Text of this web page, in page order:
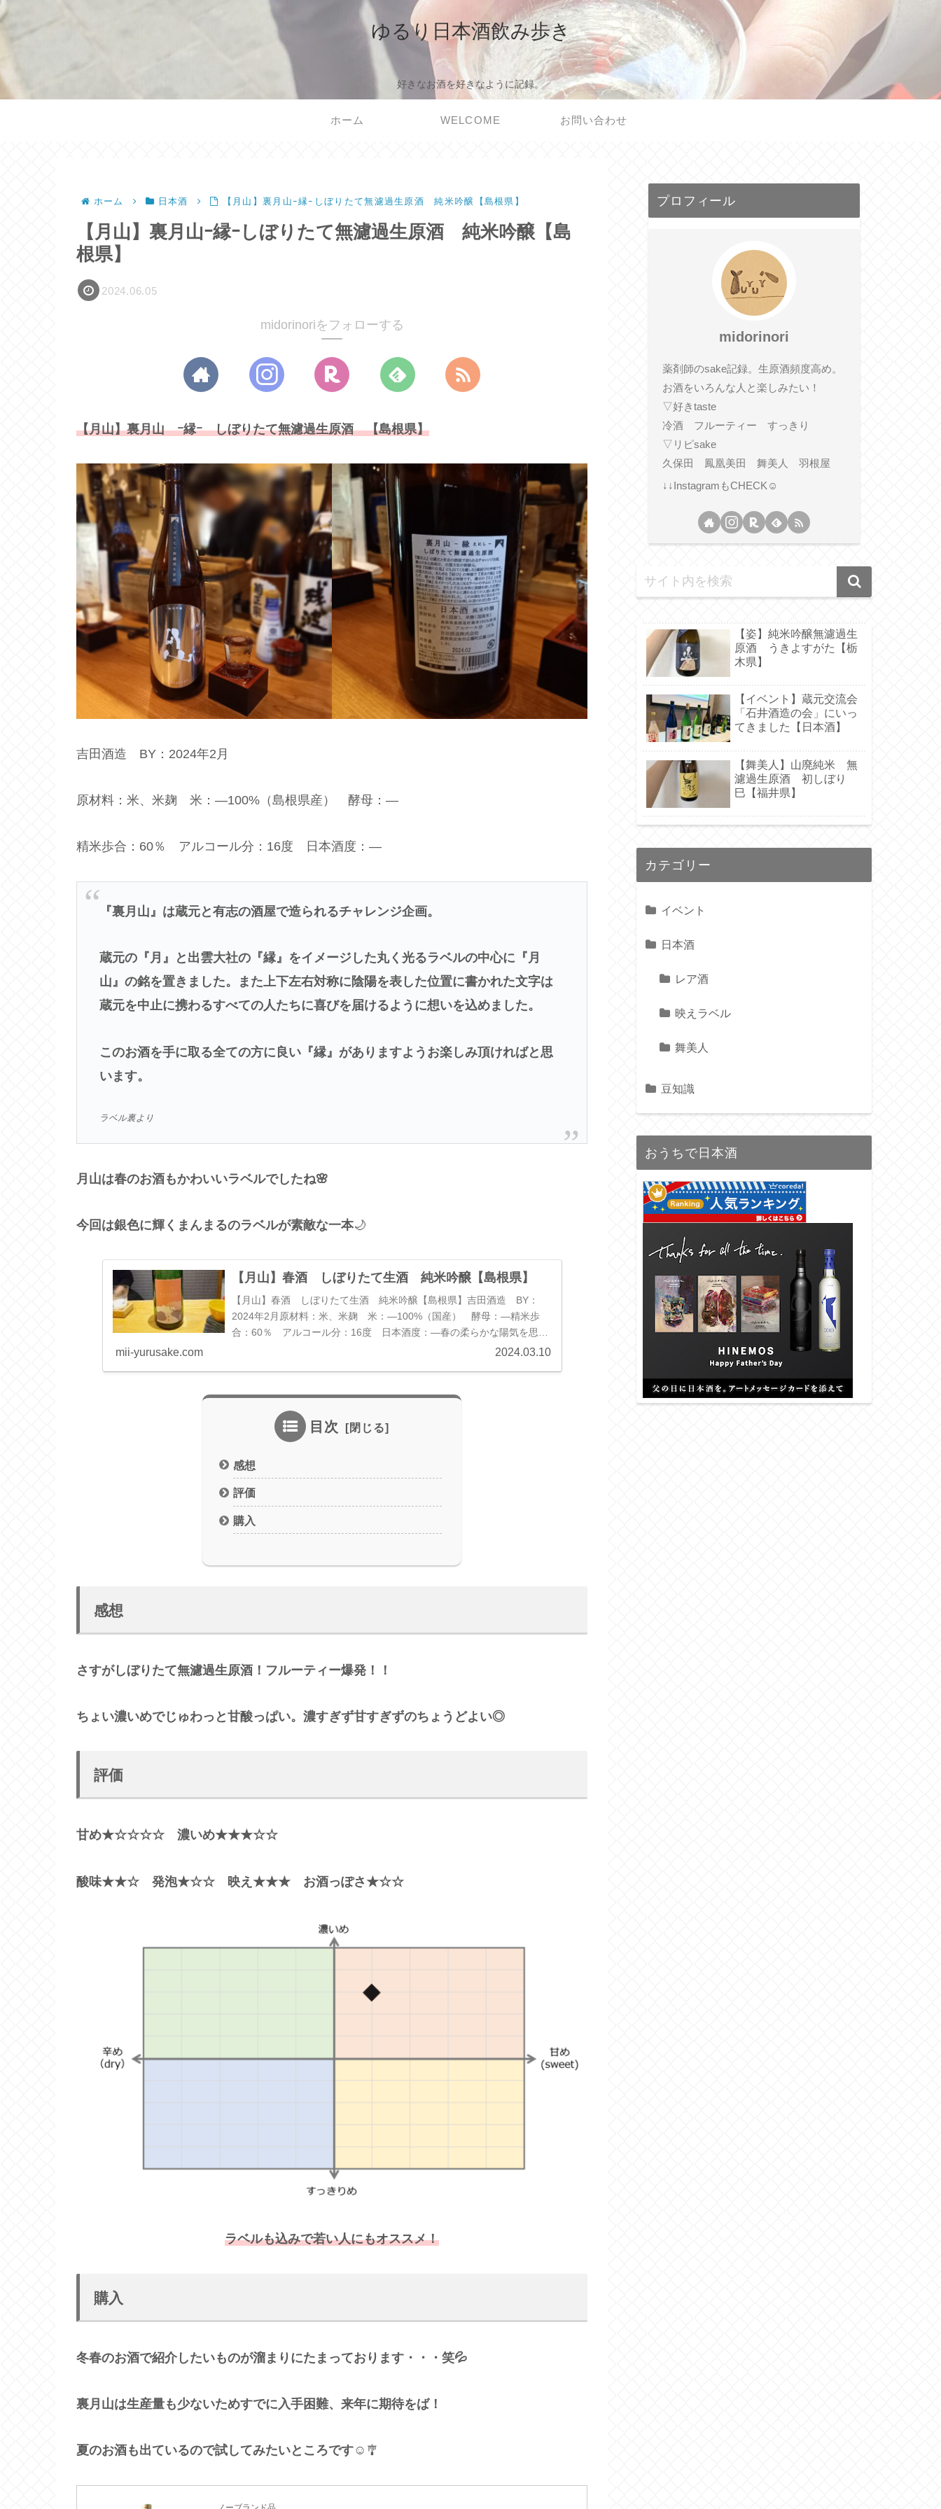
ゆるり日本酒飲み歩き
好きなお酒を好きなように記録。
ホーム WELCOME お問い合わせ
ホーム 日本酒 【月山】裏月山ｰ縁ｰしぼりたて無濾過生原酒 純米吟醸【島根県】
【月山】裏月山ｰ縁ｰしぼりたて無濾過生原酒 純米吟醸【島
根県】
2024.06.05
midorinoriをフォローする
【月山】裏月山 ｰ縁ｰ しぼりたて無濾過生原酒 【島根県】
吉田酒造 BY：2024年2月
原材料：米、米麹 米：―100%（島根県産） 酵母：―
精米歩合：60％ アルコール分：16度 日本酒度：―
『裏月山』は蔵元と有志の酒屋で造られるチャレンジ企画。
蔵元の『月』と出雲大社の『縁』をイメージした丸く光るラベルの中心に『月
山』の銘を置きました。また上下左右対称に陰陽を表した位置に書かれた文字は
蔵元を中止に携わるすべての人たちに喜びを届けるように想いを込めました。
このお酒を手に取る全ての方に良い『縁』がありますようお楽しみ頂ければと思
います。
ラベル裏より
月山は春のお酒もかわいいラベルでしたね🌸
今回は銀色に輝くまんまるのラベルが素敵な一本🌙
【月山】春酒 しぼりたて生酒 純米吟醸【島根県】
【月山】春酒 しぼりたて生酒 純米吟醸【島根県】吉田酒造 BY：
2024年2月原材料：米、米麹 米：―100%（国産） 酵母：―精米歩
合：60％ アルコール分：16度 日本酒度：―春の柔らかな陽気を思わ
mii-yurusake.com 2024.03.10
目次
感想
評価
購入
感想
さすがしぼりたて無濾過生原酒！フルーティー爆発！！
ちょい濃いめでじゅわっと甘酸っぱい。濃すぎず甘すぎずのちょうどよい◎
評価
甘め★☆☆☆☆ 濃いめ★★★☆☆
酸味★★☆ 発泡★☆☆ 映え★★★ お酒っぽさ★☆☆
ラベルも込みで若い人にもオススメ！
購入
冬春のお酒で紹介したいものが溜まりにたまっております・・・笑💦
裏月山は生産量も少ないためすでに入手困難、来年に期待をば！
夏のお酒も出ているので試してみたいところです☺ 🎐
プロフィール
midorinori
薬剤師のsake記録。生原酒頻度高め。
お酒をいろんな人と楽しみたい！
▽好きtaste
冷酒 フルーティー すっきり
▽リピsake
久保田 鳳凰美田 舞美人 羽根屋
↓↓InstagramもCHECK☺
【姿】純米吟醸無濾過生
原酒 うきよすがた【栃
木県】
【イベント】蔵元交流会
「石井酒造の会」にいっ
てきました【日本酒】
【舞美人】山廃純米 無
濾過生原酒 初しぼり
巳【福井県】
カテゴリー
イベント
日本酒
レア酒
映えラベル
舞美人
豆知識
おうちで日本酒